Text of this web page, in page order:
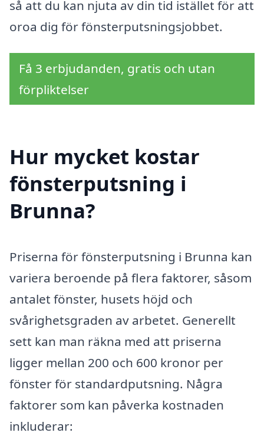
så att du kan njuta av din tid istället för att
oroa dig för fönsterputsningsjobbet.
Få 3 erbjudanden, gratis och utan
förpliktelser
Hur mycket kostar
fönsterputsning i
Brunna?
Priserna för fönsterputsning i Brunna kan
variera beroende på flera faktorer, såsom
antalet fönster, husets höjd och
svårighetsgraden av arbetet. Generellt
sett kan man räkna med att priserna
ligger mellan 200 och 600 kronor per
fönster för standardputsning. Några
faktorer som kan påverka kostnaden
inkluderar: